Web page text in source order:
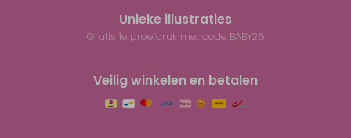
Unieke illustraties
Gratis 1e proefdruk met code BABY26
Veilig winkelen en betalen